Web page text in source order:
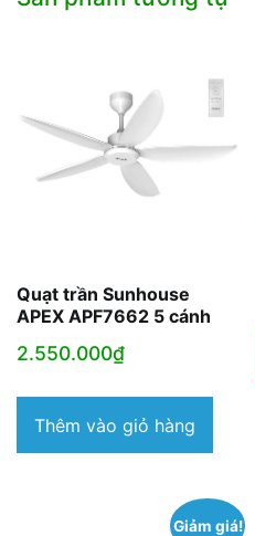
Quạt trần Sunhouse
APEX APF7662 5 cánh
2.550.000₫
Thêm vào giỏ hàng
Giảm giá!